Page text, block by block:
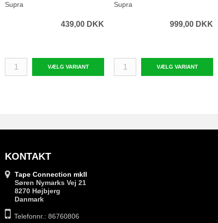
METER
Supra
439,00 DKK
VÆLG VARIANT
MK3 (4 UDTAG, 10 AMP.)
Supra
999,00 DKK
VÆLG VARIANT
KONTAKT
Tape Connection mkII
Søren Nymarks Vej 21
8270 Højbjerg
Danmark
Telefonnr.: 86760806